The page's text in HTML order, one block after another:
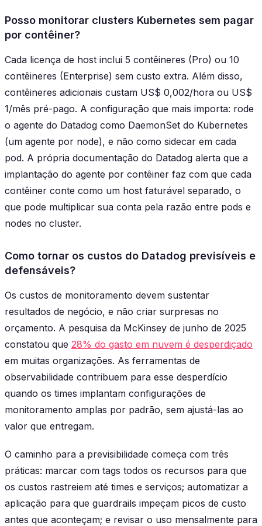
Posso monitorar clusters Kubernetes sem pagar
por contêiner?
Cada licença de host inclui 5 contêineres (Pro) ou 10
contêineres (Enterprise) sem custo extra. Além disso,
contêineres adicionais custam US$ 0,002/hora ou US$
1/mês pré-pago. A configuração que mais importa: rode
o agente do Datadog como DaemonSet do Kubernetes
(um agente por node), e não como sidecar em cada
pod. A própria documentação do Datadog alerta que a
implantação do agente por contêiner faz com que cada
contêiner conte como um host faturável separado, o
que pode multiplicar sua conta pela razão entre pods e
nodes no cluster.
Como tornar os custos do Datadog previsíveis e
defensáveis?
Os custos de monitoramento devem sustentar
resultados de negócio, e não criar surpresas no
orçamento. A pesquisa da McKinsey de junho de 2025
constatou que 28% do gasto em nuvem é desperdiçado
em muitas organizações. As ferramentas de
observabilidade contribuem para esse desperdício
quando os times implantam configurações de
monitoramento amplas por padrão, sem ajustá-las ao
valor que entregam.
O caminho para a previsibilidade começa com três
práticas: marcar com tags todos os recursos para que
os custos rastreiem até times e serviços; automatizar a
aplicação para que guardrails impeçam picos de custo
antes que aconteçam; e revisar o uso mensalmente para